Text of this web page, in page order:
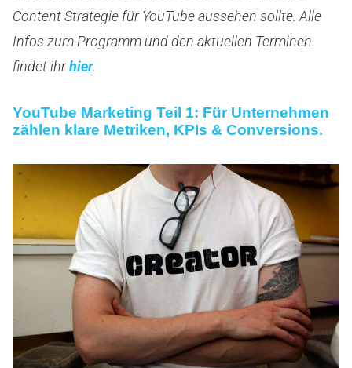
Content Strategie für YouTube aussehen sollte. Alle
Infos zum Programm und den aktuellen Terminen
findet ihrhier.
YouTube Marketing Teil 1: Für Unternehmen
zählen klare Metriken, KPIs & Conversions.